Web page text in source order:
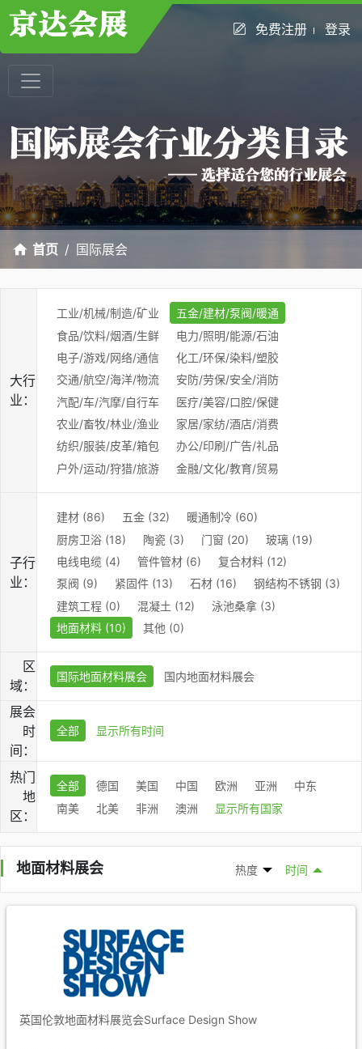
免费注册 登录
首页 国际展会
大行
业：
工业/机械/制造/矿业
五金/建材/泵阀/暖通
食品/饮料/烟酒/生鲜
电力/照明/能源/石油
电子/游戏/网络/通信
化工/环保/染料/塑胶
交通/航空/海洋/物流
安防/劳保/安全/消防
汽配/车/汽摩/自行车
医疗/美容/口腔/保健
农业/畜牧/林业/渔业
家居/家纺/酒店/消费
纺织/服装/皮革/箱包
办公/印刷/广告/礼品
户外/运动/狩猎/旅游
金融/文化/教育/贸易
子行
业：
建材 (86) 五金 (32)
暖通制冷 (60)
厨房卫浴 (18)
陶瓷 (3) 门窗 (20)
玻璃 (19)
电线电缆 (4)
管件管材 (6)
复合材料 (12)
泵阀 (9)
紧固件 (13) 石材 (16)
钢结构不锈钢 (3)
建筑工程 (0)
混凝土 (12)
泳池桑拿 (3)
地面材料 (10)
其他 (0)
区
域：
国际地面材料展会 国内地面材料展会
展会
时
间：
全部 显示所有时间
热门
地
区：
全部 德国 美国 中国 欧洲 亚洲
中东
南美
北美 非洲 澳洲 显示所有国家
地面材料展会 热度 时间
英国伦敦地面材料展览会Surface Design Show